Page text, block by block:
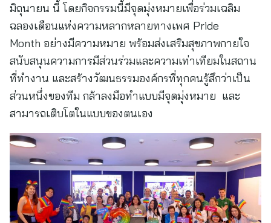
มิถุนายน นี้ โดยกิจกรรมนี้มีจุดมุ่งหมายเพื่อร่วมเฉลิม
ฉลองเดือนแห่งความหลากหลายทางเพศ Pride
Month อย่างมีความหมาย พร้อมส่งเสริมสุขภาพกายใจ
สนับสนุนความการมีส่วนร่วมและความเท่าเทียมในสถาน
ที่ทำงาน และสร้างวัฒนธรรมองค์กรที่ทุกคนรู้สึกว่าเป็น
ส่วนหนึ่งของทีม กล้าลงมือทำแบบมีจุดมุ่งหมาย และ
สามารถเติบโตในแบบของตนเอง